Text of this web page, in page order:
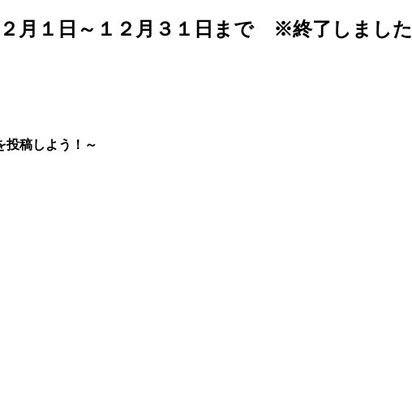
２月１日～１２月３１日まで ※終了しました
投稿しよう！～